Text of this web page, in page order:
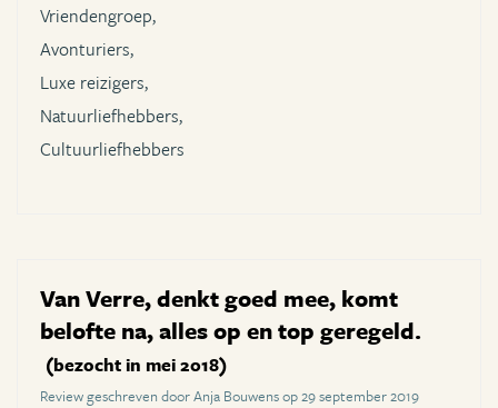
Vriendengroep,
Avonturiers,
Luxe reizigers,
Natuurliefhebbers,
Cultuurliefhebbers
Van Verre, denkt goed mee, komt
belofte na, alles op en top geregeld.
(bezocht in mei 2018)
Review geschreven door Anja Bouwens op 29 september 2019